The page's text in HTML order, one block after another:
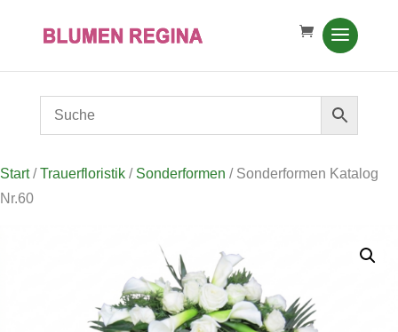
Start/Trauerfloristik / Sonderformen / Sonderformen Katalog
Nr.60